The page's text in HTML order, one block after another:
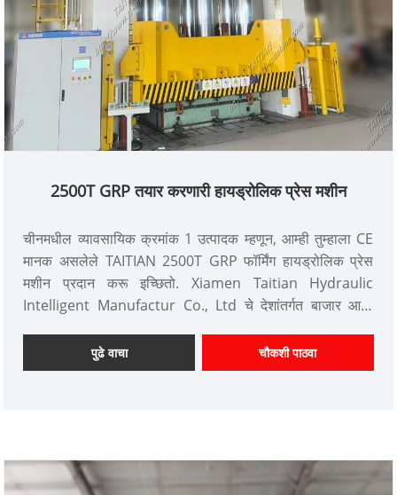
2500T GRP तयार करणारी हायड्रोलिक प्रेस मशीन
चीनमधील व्यावसायिक क्रमांक 1 उत्पादक म्हणून, आम्ही तुम्हाला CE
मानक असलेले TAITIAN 2500T GRP फॉर्मिंग हायड्रोलिक प्रेस
मशीन प्रदान करू इच्छितो. Xiamen Taitian Hydraulic
Intelligent Manufactur Co., Ltd चे देशांतर्गत बाजार आणि
आयटम क्रमांक: TT-LM2500T
पेमेंट: T/T, L/C
किमान ऑर्डर: 1 सेट
लीड टाइम: 3-4 महिने
पुढे वाचा चौकशी पाठवा